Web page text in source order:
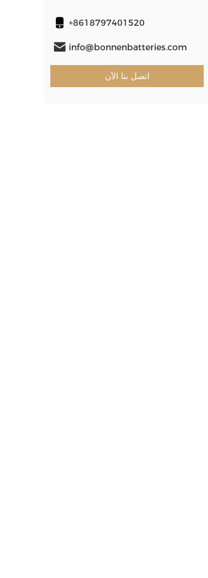
+8618797401520
info@bonnenbatteries.com
اتصل بنا الآن